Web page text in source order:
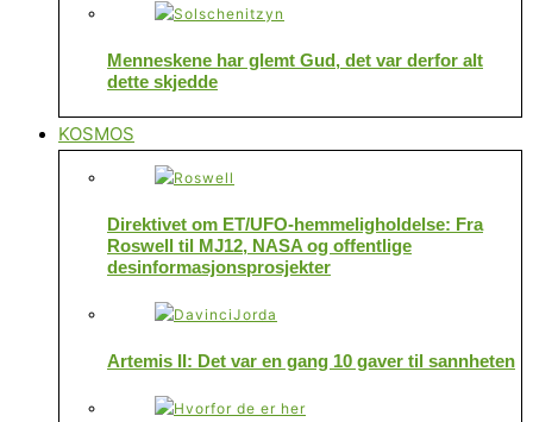
Menneskene har glemt Gud, det var derfor alt
dette skjedde
KOSMOS
Direktivet om ET/UFO-hemmeligholdelse: Fra
Roswell til MJ12, NASA og offentlige
desinformasjonsprosjekter
Artemis II: Det var en gang 10 gaver til sannheten